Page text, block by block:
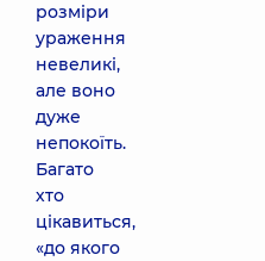
розміри
ураження
невеликі,
але воно
дуже
непокоїть.
Багато
хто
цікавиться,
«до якого